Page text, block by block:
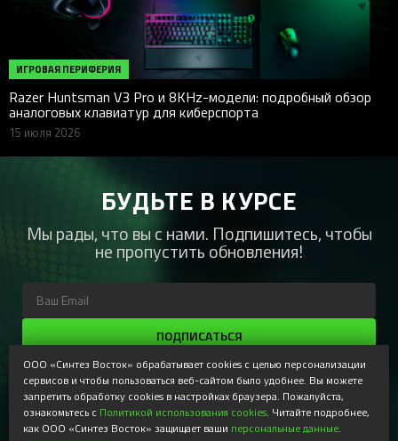
ИГРОВАЯ ПЕРИФЕРИЯ
Razer Huntsman V3 Pro и 8KHz-модели: подробный обзор
аналоговых клавиатур для киберспорта
15 июля 2026
БУДЬТЕ В КУРСЕ
Мы рады, что вы с нами. Подпишитесь, чтобы
не пропустить обновления!
ПОДПИСАТЬСЯ
Регистрируясь, Вы соглашаетесь получать наши
информационные рассылки и специальные предложения,
доступные только для подписчиков. Ознакомьтесь с нашей
Политикой конфиденциальности
ООО «Синтез Восток» обрабатывает cookies с целью персонализации
сервисов и чтобы пользоваться веб-сайтом было удобнее. Вы можете
запретить обработку cookies в настройках браузера. Пожалуйста,
ознакомьтесь с Политикой использования cookies . Читайте подробнее,
как ООО «Синтез Восток» защищает ваши персональные данные